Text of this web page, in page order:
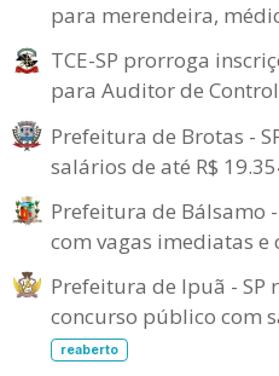
para merendeira,
TCE-SP prorroga
para Auditor de
Prefeitura de Brotas -
salários de até R$
Prefeitura de Bálsamo
com vagas imediatas e
Prefeitura de Ipuã - SP
concurso público com
reaberto